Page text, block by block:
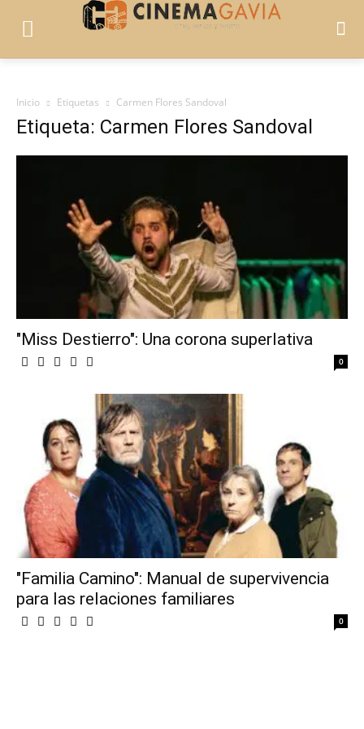
Inicio Etiquetas Carmen Flores Sandoval
Etiqueta: Carmen Flores Sandoval
"Miss Destierro": Una corona superlativa
0
"Familia Camino": Manual de supervivencia
para las relaciones familiares
0